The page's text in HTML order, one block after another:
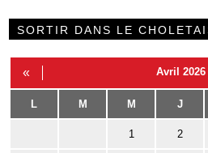
SORTIR DANS LE
« Avril 2026
L M M J
1 2